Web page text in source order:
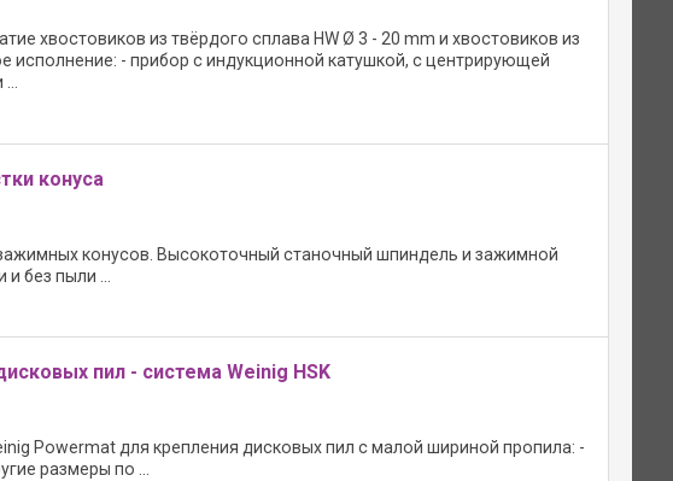
хвостовиков из твёрдого сплава HW Ø 3 - 20 mm и хвостовиков из
исполнение: - прибор с индукционной катушкой, с центрирующей
конуса
конусов. Высокоточный станочный шпиндель и зажимной
без пыли ...
пил - сиcтема Weinig HSK
Powermat для крепления дисковых пил с малой шириной пропила: -
размеры по ...